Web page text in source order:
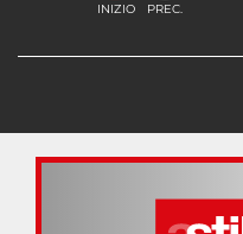
INIZIO PREC.